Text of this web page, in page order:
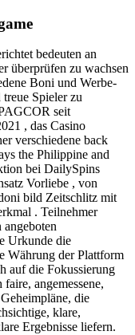
bedeuten an
überprüfen zu wachsen
Boni und Werbe-
Spieler zu
seit
, das Casino
verschiedene back
the Philippine and
bei DailySpins
Vorliebe , von
bild Zeitschlitz mit
. Teilnehmer
Urkunde die
Währung der Plattform
auf die Fokussierung
angemessene,
die
klare,
Ergebnisse liefern.